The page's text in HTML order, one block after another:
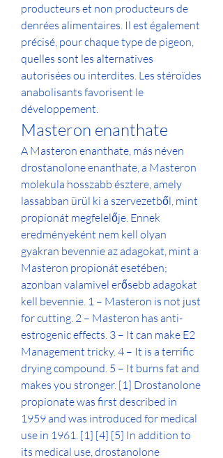
producteurs et non producteurs de
denrées alimentaires. Il est également
précisé, pour chaque type de pigeon,
quelles sont les alternatives
autorisées ou interdites. Les stéroïdes
anabolisants favorisent le
développement.
Masteron enanthate
A Masteron enanthate, más néven
drostanolone enanthate, a Masteron
molekula hosszabb észtere, amely
lassabban ürül ki a szervezetből, mint
propionát megfelelője. Ennek
eredményeként nem kell olyan
gyakran bevennie az adagokat, mint a
Masteron propionát esetében;
azonban valamivel erősebb adagokat
kell bevennie. 1 – Masteron is not just
for cutting. 2 – Masteron has anti-
estrogenic effects. 3 – It can make E2
Management tricky. 4 – It is a terrific
drying compound. 5 – It burns fat and
makes you stronger. [1] Drostanolone
propionate was first described in
1959 and was introduced for medical
use in 1961. [1] [4] [5] In addition to
its medical use, drostanolone